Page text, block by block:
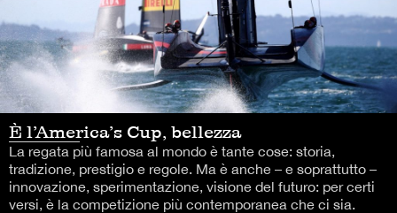
È l’America’s Cup, bellezza
La regata più famosa al mondo è tante cose: storia,
tradizione, prestigio e regole. Ma è anche – e soprattutto –
innovazione, sperimentazione, visione del futuro: per certi
versi, è la competizione più contemporanea che ci sia.